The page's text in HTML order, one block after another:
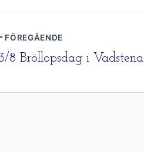
FÖREGÅENDE
8 Bröllopsdag i Vadstena